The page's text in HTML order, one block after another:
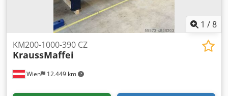
1 /8
Wien 12.449 km
KM200-1000-390 CZ
KraussMaffei